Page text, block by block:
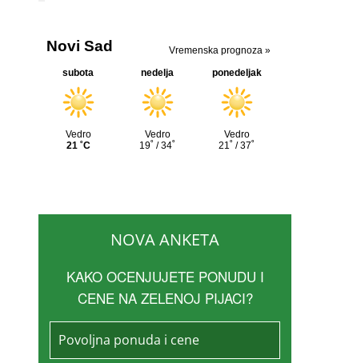
NOVA ANKETA
KAKO OCENJUJETE PONUDU I
CENE NA ZELENOJ PIJACI?
Povoljna ponuda i cene